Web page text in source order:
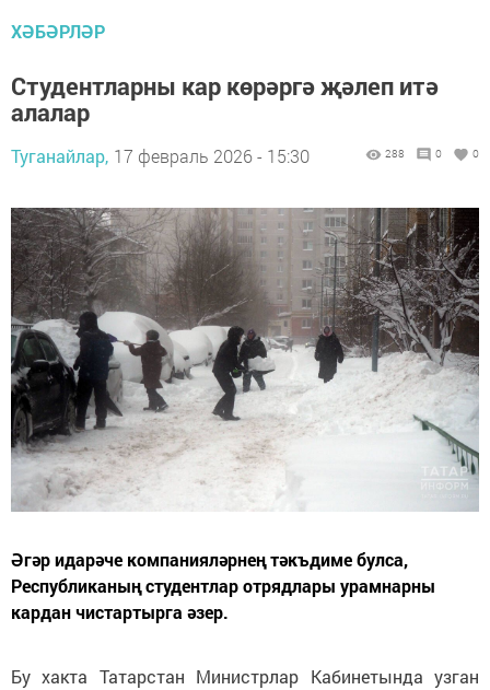
ХӘБӘРЛӘР
Студентларны кар көрәргә җәлеп итә
алалар
Туганайлар, 17 февраль 2026 - 15:30 288 0 0
Әгәр идарәче компанияләрнең тәкъдиме булса,
Республиканың студентлар отрядлары урамнарны
кардан чистартырга әзер.
Бу хакта Татарстан Министрлар Кабинетында узган